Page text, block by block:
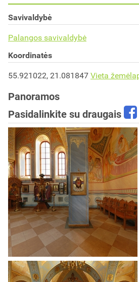
Savivaldybė
Palangos savivaldybė
Koordinatės
55.921022, 21.081847 Vieta
Panoramos
Pasidalinkite su draugais